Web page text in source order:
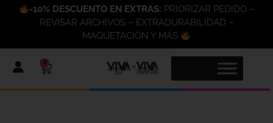
-10% DESCUENTO EN EXTRAS: PRIORIZAR PEDIDO –
REVISAR ARCHIVOS – EXTRADURABILIDAD –
MAQUETACIÓN Y MÁS
0